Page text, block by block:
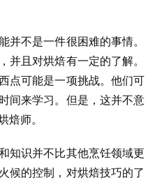
并不是一件很困难的事情。
并且对烘焙有一定的了解。
点可能是一项挑战。他们可
间来学习。但是，这并不意
焙师。
知识并不比其他烹饪领域更
候的控制，对烘焙技巧的了